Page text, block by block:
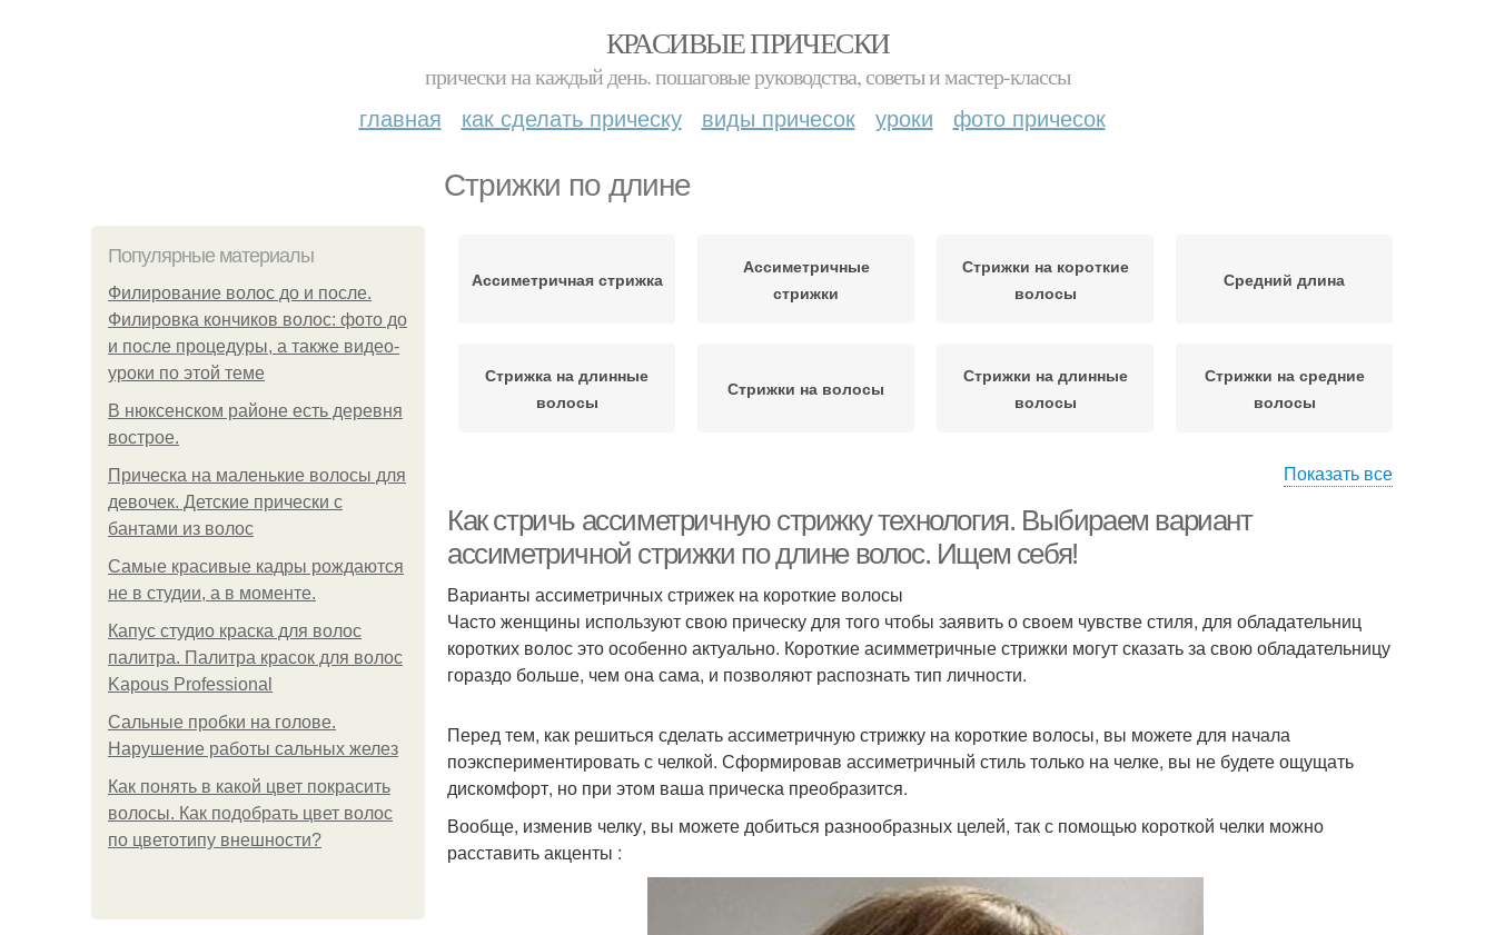
КРАСИВЫЕ ПРИЧЕСКИ
прически на каждый день. пошаговые руководства, советы и мастер-классы
главная как сделать прическу виды причесок уроки фото причесок
Стрижки по длине
Популярные материалы
Филирование волос до и после.
Филировка кончиков волос: фото до
и после процедуры, а также видео-
уроки по этой теме
В нюксенском районе есть деревня
вострое.
Прическа на маленькие волосы для
девочек. Детские прически с
бантами из волос
Самые красивые кадры рождаются
не в студии, а в моменте.
Капус студио краска для волос
палитра. Палитра красок для волос
Kapous Professional
Сальные пробки на голове.
Нарушение работы сальных желез
Как понять в какой цвет покрасить
волосы. Как подобрать цвет волос
по цветотипу внешности?
Ассиметричная стрижка
Ассиметричные
стрижки
Стрижки на короткие
волосы
Средний длина
Стрижка на длинные
волосы
Стрижки на волосы
Стрижки на длинные
волосы
Стрижки на средние
волосы
Показать все
Как стричь ассиметричную стрижку технология. Выбираем вариант
ассиметричной стрижки по длине волос. Ищем себя!
Варианты ассиметричных стрижек на короткие волосы
Часто женщины используют свою прическу для того чтобы заявить о своем чувстве стиля, для обладательниц
коротких волос это особенно актуально. Короткие асимметричные стрижки могут сказать за свою обладательницу
гораздо больше, чем она сама, и позволяют распознать тип личности.
Перед тем, как решиться сделать ассиметричную стрижку на короткие волосы, вы можете для начала
поэкспериментировать с челкой. Сформировав ассиметричный стиль только на челке, вы не будете ощущать
дискомфорт, но при этом ваша прическа преобразится.
Вообще, изменив челку, вы можете добиться разнообразных целей, так с помощью короткой челки можно
расставить акценты :